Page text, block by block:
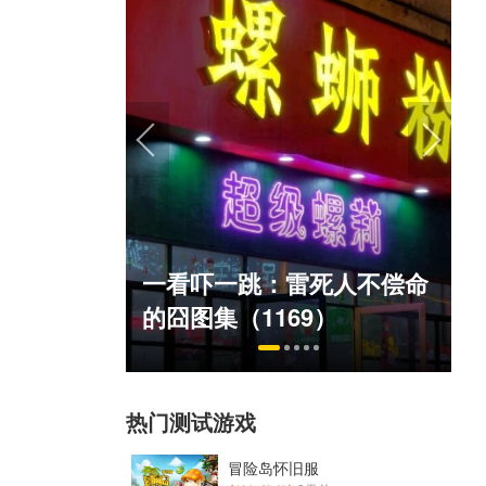
一看吓一跳：雷死人不偿命
的囧图集（1169）
热门测试游戏
冒险岛怀旧服